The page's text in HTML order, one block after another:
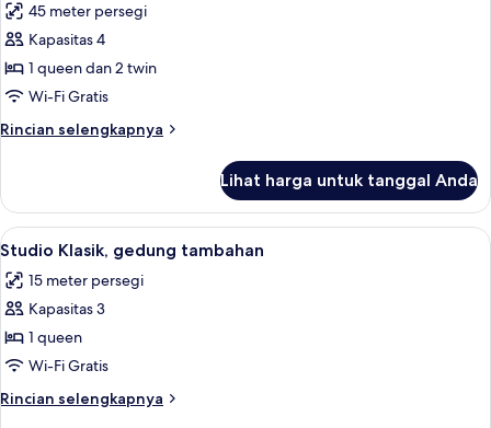
foto
untuk
Studio
Comfort,
gedung
tambahan
45 meter persegi
Kapasitas 4
1 queen dan 2 twin
Wi-Fi Gratis
Rincian selengkapnya
Rincian
Studio
Comfort,
gedung
Lihat harga untuk tanggal Anda
Lihat
semua
foto
untuk
Studio
Klasik,
gedung
tambahan
Studio Klasik, gedung tambahan |
4
Studio Klasik, gedung tambahan
15 meter persegi
Kapasitas 3
1 queen
Wi-Fi Gratis
Rincian selengkapnya
Rincian